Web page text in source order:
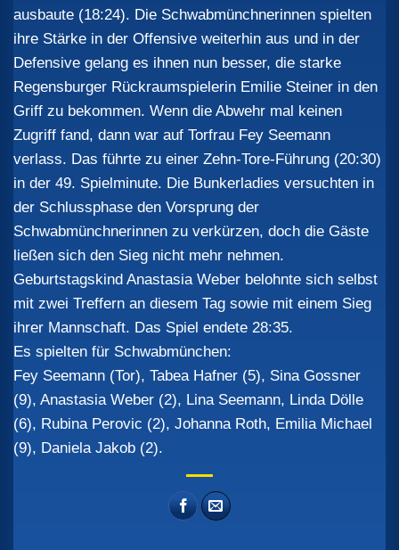
ausbaute (18:24). Die Schwabmünchnerinnen spielten
ihre Stärke in der Offensive weiterhin aus und in der
Defensive gelang es ihnen nun besser, die starke
Regensburger Rückraumspielerin Emilie Steiner in den
Griff zu bekommen. Wenn die Abwehr mal keinen
Zugriff fand, dann war auf Torfrau Fey Seemann
verlass. Das führte zu einer Zehn-Tore-Führung (20:30)
in der 49. Spielminute. Die Bunkerladies versuchten in
der Schlussphase den Vorsprung der
Schwabmünchnerinnen zu verkürzen, doch die Gäste
ließen sich den Sieg nicht mehr nehmen.
Geburtstagskind Anastasia Weber belohnte sich selbst
mit zwei Treffern an diesem Tag sowie mit einem Sieg
ihrer Mannschaft. Das Spiel endete 28:35.
Es spielten für Schwabmünchen:
Fey Seemann (Tor), Tabea Hafner (5), Sina Gossner
(9), Anastasia Weber (2), Lina Seemann, Linda Dölle
(6), Rubina Perovic (2), Johanna Roth, Emilia Michael
(9), Daniela Jakob (2).